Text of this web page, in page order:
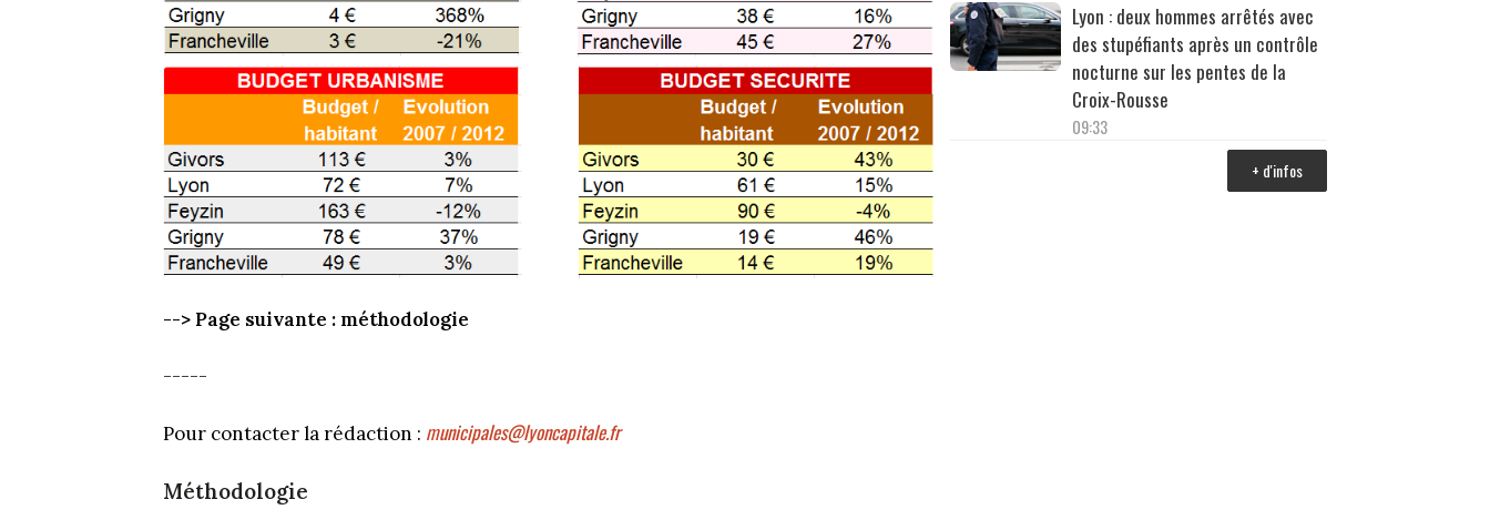
--> Page suivante : méthodologie
-----
Pour contacter la rédaction : municipales@lyoncapitale.fr
Méthodologie
Lyon : deux hommes arrêtés avec
des stupéfiants après un contrôle
nocturne sur les pentes de la
Croix-Rousse
09:33
+ d'infos